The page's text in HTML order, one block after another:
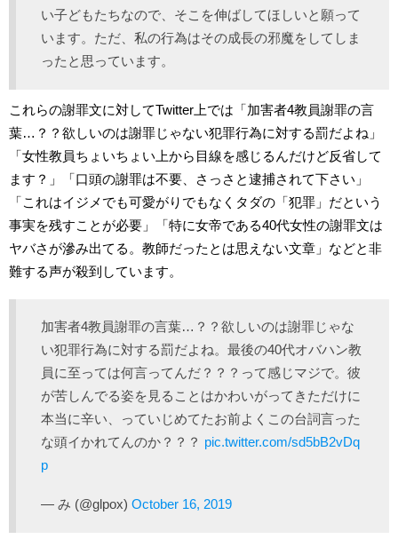
い子どもたちなので、そこを伸ばしてほしいと願って
います。ただ、私の行為はその成長の邪魔をしてしま
ったと思っています。
これらの謝罪文に対してTwitter上では「加害者4教員謝罪の言
葉…？？欲しいのは謝罪じゃない犯罪行為に対する罰だよね」
「女性教員ちょいちょい上から目線を感じるんだけど反省して
ます？」「口頭の謝罪は不要、さっさと逮捕されて下さい」
「これはイジメでも可愛がりでもなくタダの「犯罪」だという
事実を残すことが必要」「特に女帝である40代女性の謝罪文は
ヤバさが滲み出てる。教師だったとは思えない文章」などと非
難する声が殺到しています。
加害者4教員謝罪の言葉…？？欲しいのは謝罪じゃな
い犯罪行為に対する罰だよね。最後の40代オバハン教
員に至っては何言ってんだ？？？って感じマジで。彼
が苦しんでる姿を見ることはかわいがってきただけに
本当に辛い、っていじめてたお前よくこの台詞言った
な頭イかれてんのか？？？ pic.twitter.com/sd5bB2vDq
p
— み (@glpox) October 16, 2019